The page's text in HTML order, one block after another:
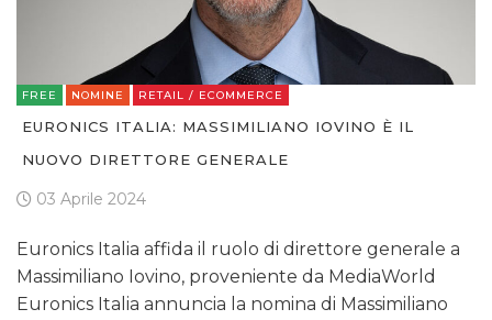
FREE NOMINE RETAIL / ECOMMERCE
EURONICS ITALIA: MASSIMILIANO IOVINO È IL
NUOVO DIRETTORE GENERALE
03 Aprile 2024
Euronics Italia affida il ruolo di direttore generale a
Massimiliano Iovino, proveniente da MediaWorld
Euronics Italia annuncia la nomina di Massimiliano